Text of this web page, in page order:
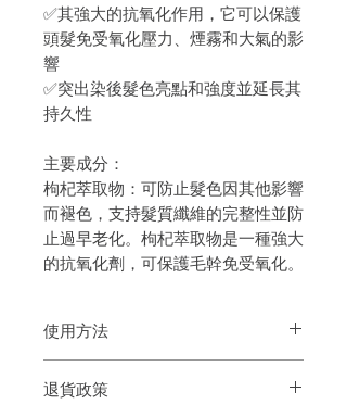
✅其強大的抗氧化作用，它可以保護
頭髮免受氧化壓力、煙霧和大氣的影
響
✅突出染後髮色亮點和強度並延長其
持久性
主要成分：
枸杞萃取物：可防止髮色因其他影響
而褪色，支持髮質纖維的完整性並防
止過早老化。枸杞萃取物是一種強大
的抗氧化劑，可保護毛幹免受氧化。
使用方法
髮或乾髮上。不要沖洗
退貨政策